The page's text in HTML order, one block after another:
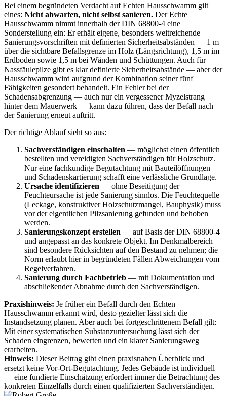
Bei einem begründeten Verdacht auf Echten Hausschwamm gilt
eines: Nicht abwarten, nicht selbst sanieren. Der Echte
Hausschwamm nimmt innerhalb der DIN 68800-4 eine
Sonderstellung ein: Er erhält eigene, besonders weitreichende
Sanierungsvorschriften mit definierten Sicherheitsabständen — 1 m
über die sichtbare Befallsgrenze im Holz (Längsrichtung), 1,5 m im
Erdboden sowie 1,5 m bei Wänden und Schüttungen. Auch für
Nassfäulepilze gibt es klar definierte Sicherheitsabstände — aber der
Hausschwamm wird aufgrund der Kombination seiner fünf
Fähigkeiten gesondert behandelt. Ein Fehler bei der
Schadensabgrenzung — auch nur ein vergessener Myzelstrang
hinter dem Mauerwerk — kann dazu führen, dass der Befall nach
der Sanierung erneut auftritt.
Der richtige Ablauf sieht so aus:
Sachverständigen einschalten — möglichst einen öffentlich
bestellten und vereidigten Sachverständigen für Holzschutz.
Nur eine fachkundige Begutachtung mit Bauteilöffnungen
und Schadenskartierung schafft eine verlässliche Grundlage.
Ursache identifizieren — ohne Beseitigung der
Feuchteursache ist jede Sanierung sinnlos. Die Feuchtequelle
(Leckage, konstruktiver Holzschutzmangel, Bauphysik) muss
vor der eigentlichen Pilzsanierung gefunden und behoben
werden.
Sanierungskonzept erstellen — auf Basis der DIN 68800-4
und angepasst an das konkrete Objekt. Im Denkmalbereich
sind besondere Rücksichten auf den Bestand zu nehmen; die
Norm erlaubt hier in begründeten Fällen Abweichungen vom
Regelverfahren.
Sanierung durch Fachbetrieb — mit Dokumentation und
abschließender Abnahme durch den Sachverständigen.
Praxishinweis: Je früher ein Befall durch den Echten
Hausschwamm erkannt wird, desto gezielter lässt sich die
Instandsetzung planen. Aber auch bei fortgeschrittenem Befall gilt:
Mit einer systematischen Substanzuntersuchung lässt sich der
Schaden eingrenzen, bewerten und ein klarer Sanierungsweg
erarbeiten.
Hinweis: Dieser Beitrag gibt einen praxisnahen Überblick und
ersetzt keine Vor-Ort-Begutachtung. Jedes Gebäude ist individuell
— eine fundierte Einschätzung erfordert immer die Betrachtung des
konkreten Einzelfalls durch einen qualifizierten Sachverständigen.